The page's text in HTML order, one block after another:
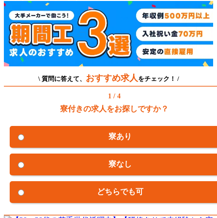
\ 質問に答えて、 おすすめ求人 をチェック！ /
1 / 4
寮付きの求人をお探しですか？
寮あり
寮なし
どちらでも可